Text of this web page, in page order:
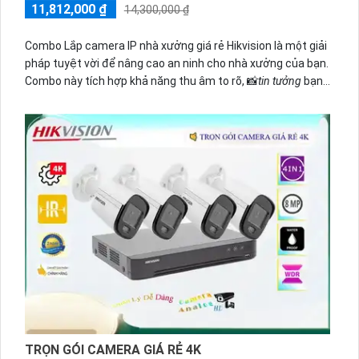
11,812,000 ₫ 14,300,000 ₫
Combo Lắp camera IP nhà xưởng giá rẻ Hikvision là một giải
pháp tuyệt vời để nâng cao an ninh cho nhà xưởng của bạn.
Combo này tích hợp khả năng thu âm to rõ, 📸tin tưởngbạn
⚒Thiết kế sản phẩm chất lượngsẽ giúp bạn theo dõi tình
hình trong nhà xưởng một cách chi tiết hơn, từ việc quản lý
công nhân đến việc kiểm tra các thiết bị máy móc.
Sản phẩm của Hikvision đáng tin cậy và chất lượng hình ảnh
màu sắc trung thực. Bạn sẽ nhận thấy tất cả các chi tiết
cần thiết trong video quan sát, kể cả trong điều kiện ánh
sáng yếu. 🆑
Điểm cộng thêm của sản phẩmCombo này còn
được giảm giá đặc biệt, với chiết khấu cao và mức giá rẻ
hơn so với các sản phẩm tương tự trên thị trường. Những
thông số ấn tượngNhiều bộ phận của hãng có thể nhận biết
bạn tiết kiệm một khoản tiền đáng kể trong quá trình mua
TRỌN GÓI CAMERA GIÁ RẺ 4K